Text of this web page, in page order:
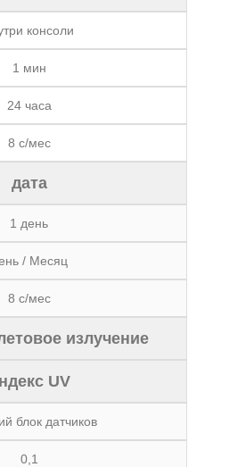
консоли
1 мин
24 часа
8 с/мес
дата
1 день
/ Месяц
8 с/мес
излучение
UV
блок датчиков
0,1